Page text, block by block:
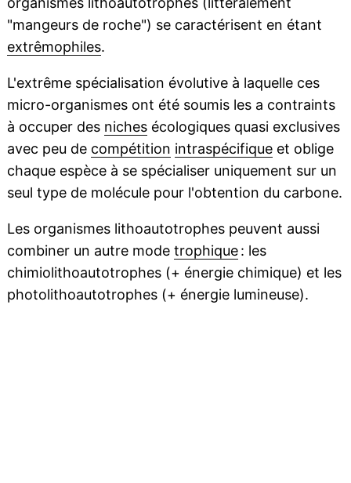
"mangeurs de roche") se caractérisent en étant
extrêmophiles.
L'extrême spécialisation évolutive à laquelle ces
micro-organismes ont été soumis les a contraints
à occuper des nichesécologiques quasi exclusives
avec peu de compétition intraspécifiqueet oblige
chaque espèce à se spécialiser uniquement sur un
seul type de molécule pour l'obtention du carbone.
Les organismes lithoautotrophes peuvent aussi
combiner un autre mode trophique: les
chimiolithoautotrophes (+ énergie chimique) et les
photolithoautotrophes (+ énergie lumineuse).